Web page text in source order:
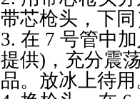
带芯枪头，下
3. 在 7 号管中
提供)，充分震
品。放冰上待用